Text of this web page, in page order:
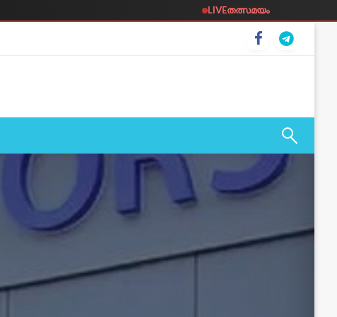
LIVEതത്സമയം